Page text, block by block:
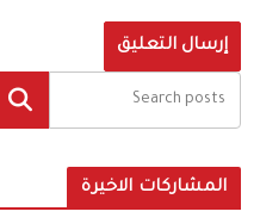
البحث
المشاركات الاخيرة